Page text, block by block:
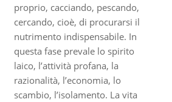
proprio, cacciando, pescando,
cercando, cioè, di procurarsi il
nutrimento indispensabile. In
questa fase prevale lo spirito
laico, l’attività profana, la
razionalità, l’economia, lo
scambio, l’isolamento. La vita